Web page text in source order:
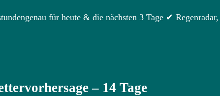
für heute & die nächsten 3 Tage ✔ Regenradar,
– 14 Tage